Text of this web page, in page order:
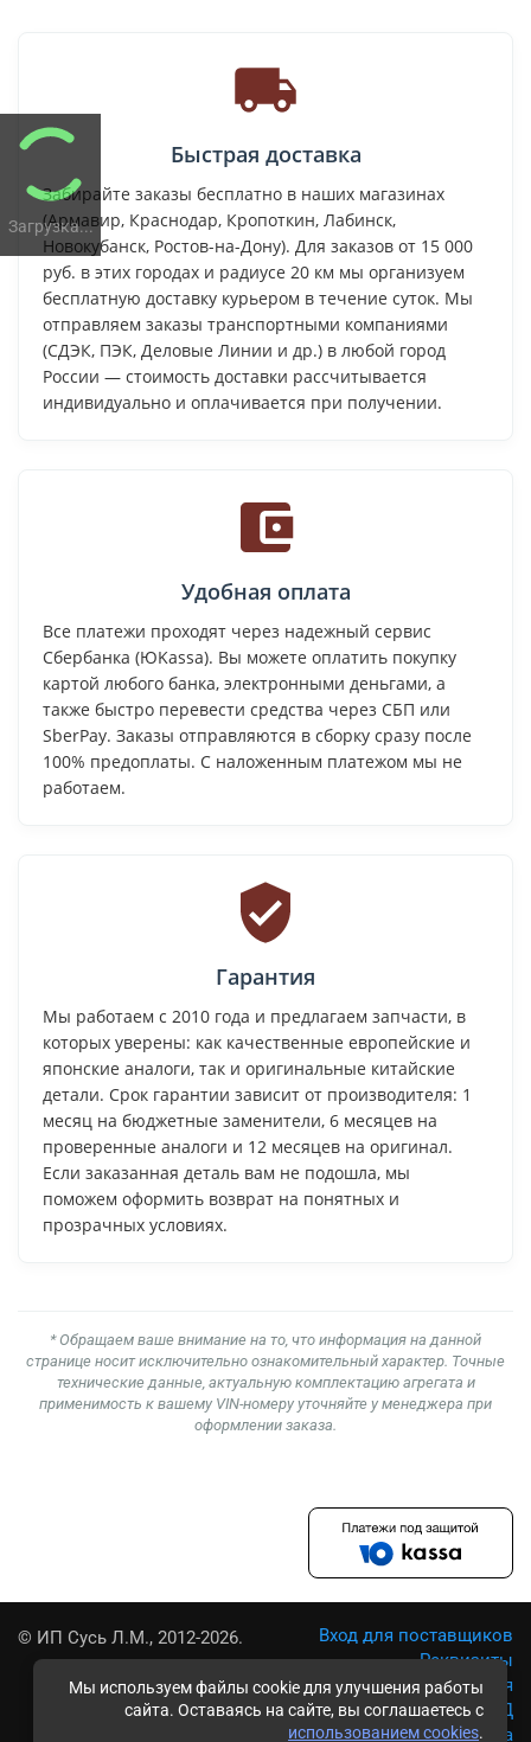
Мы используем файлы cookie для улучшения работы
сайта. Оставаясь на сайте, вы соглашаетесь с
использованием cookies.
Загрузка...
Быстрая доставка
Забирайте заказы бесплатно в наших магазинах
(Армавир, Краснодар, Кропоткин, Лабинск,
Новокубанск, Ростов-на-Дону). Для заказов от 15 000
руб. в этих городах и радиусе 20 км мы организуем
бесплатную доставку курьером в течение суток. Мы
отправляем заказы транспортными компаниями
(СДЭК, ПЭК, Деловые Линии и др.) в любой город
России — стоимость доставки рассчитывается
индивидуально и оплачивается при получении.
Удобная оплата
Все платежи проходят через надежный сервис
Сбербанка (ЮKassa). Вы можете оплатить покупку
картой любого банка, электронными деньгами, а
также быстро перевести средства через СБП или
SberPay. Заказы отправляются в сборку сразу после
100% предоплаты. С наложенным платежом мы не
работаем.
Гарантия
Мы работаем с 2010 года и предлагаем запчасти, в
которых уверены: как качественные европейские и
японские аналоги, так и оригинальные китайские
детали. Срок гарантии зависит от производителя: 1
месяц на бюджетные заменители, 6 месяцев на
проверенные аналоги и 12 месяцев на оригинал.
Если заказанная деталь вам не подошла, мы
поможем оформить возврат на понятных и
прозрачных условиях.
* Обращаем ваше внимание на то, что информация на данной
странице носит исключительно ознакомительный характер. Точные
технические данные, актуальную комплектацию агрегата и
применимость к вашему VIN-номеру уточняйте у менеджера при
оформлении заказа.
© ИП Сусь Л.М., 2012-2026.
Вход для поставщиков
Реквизиты
Условия использования
Политика обработки ПД
Карта сайта